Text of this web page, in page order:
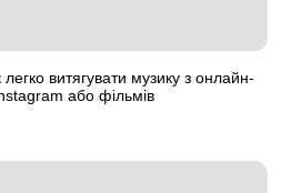
легко витягувати музику з онлайн-
або фільмів